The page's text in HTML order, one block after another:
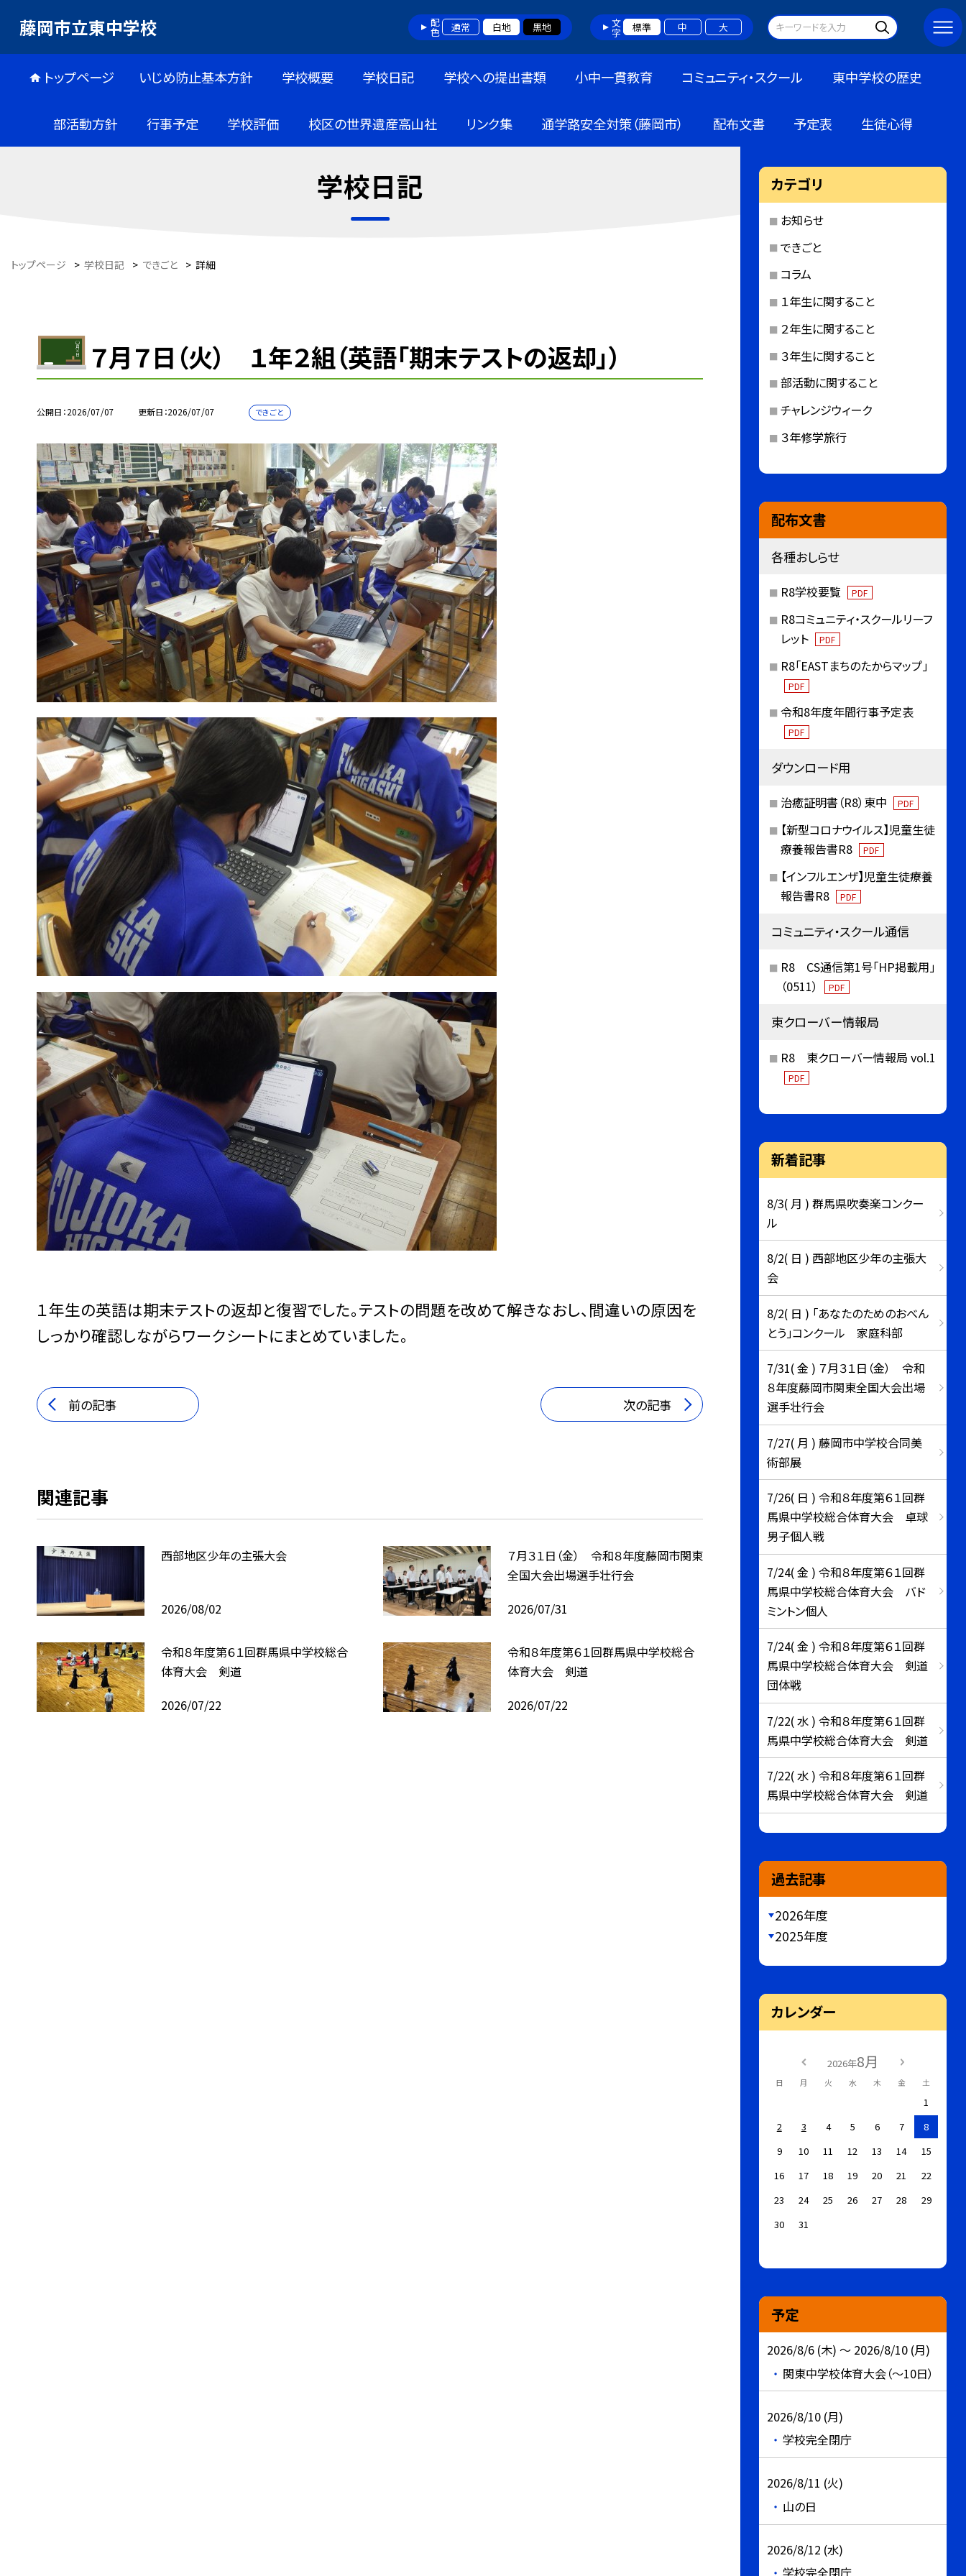
藤岡市立東中学校 配色 通常 白地 黒地 文字 標準 中 大
トップページ いじめ防止基本方針 学校概要 学校日記 学校への提出書類 小中一貫教育 コミュニティ・スクール 東中学校の歴史
部活動方針 行事予定 学校評価 校区の世界遺産高山社 リンク集 通学路安全対策（藤岡市） 配布文書 予定表 生徒心得
学校日記
トップページ > 学校日記 > できごと > 詳細
７月７日（火） １年２組（英語「期末テストの返却」）
公開日 2026/07/07 更新日 2026/07/07 できごと
１年生の英語は期末テストの返却と復習でした。テストの問題を改めて解きなおし、間違いの原因を
しっかり確認しながらワークシートにまとめていました。
前の記事 次の記事
関連記事
西部地区少年の主張大会
2026/08/02
７月３１日（金） 令和８年度藤岡市関東
全国大会出場選手壮行会
2026/07/31
令和８年度第６１回群馬県中学校総合
体育大会 剣道
2026/07/22
令和８年度第６１回群馬県中学校総合
体育大会 剣道
2026/07/22
カテゴリ
お知らせ
できごと
コラム
１年生に関すること
２年生に関すること
３年生に関すること
部活動に関すること
チャレンジウィーク
３年修学旅行
配布文書
各種おしらせ
R8学校要覧 PDF
R8コミュニティ・スクールリーフ
レット
PDF
R8「EASTまちのたからマップ」
PDF
令和8年度年間行事予定表
PDF
ダウンロード用
治癒証明書（R8）東中 PDF
【新型コロナウイルス】児童生徒
療養報告書R8
PDF
【インフルエンザ】児童生徒療養
報告書R8
PDF
コミュニティ・スクール通信
R8 CS通信第1号「HP掲載用」
（0511）
PDF
東クローバー情報局
R8 東クローバー情報局 vol.1
PDF
新着記事
8/3( 月 ) 群馬県吹奏楽コンクー
ル
8/2( 日 ) 西部地区少年の主張大
会
8/2( 日 ) 「あなたのためのおべん
とう」コンクール 家庭科部
7/31( 金 ) ７月３１日（金） 令和
８年度藤岡市関東全国大会出場
選手壮行会
7/27( 月 ) 藤岡市中学校合同美
術部展
7/26( 日 ) 令和８年度第６１回群
馬県中学校総合体育大会 卓球
男子個人戦
7/24( 金 ) 令和８年度第６１回群
馬県中学校総合体育大会 バド
ミントン個人
7/24( 金 ) 令和８年度第６１回群
馬県中学校総合体育大会 剣道
団体戦
7/22( 水 ) 令和８年度第６１回群
馬県中学校総合体育大会 剣道
7/22( 水 ) 令和８年度第６１回群
馬県中学校総合体育大会 剣道
過去記事
2026年度
2025年度
カレンダー
2026年8月
日 月 火 水 木 金 土
1
2
3 4 5 6 7
8
9
10 11 12 13 14
15
16
17 18 19 20 21
22
23
24 25 26 27 28
29
30
31
予定
2026/8/6 (木) ～ 2026/8/10 (月)
関東中学校体育大会（～10日）
2026/8/10 (月)
学校完全閉庁
2026/8/11 (火)
山の日
2026/8/12 (水)